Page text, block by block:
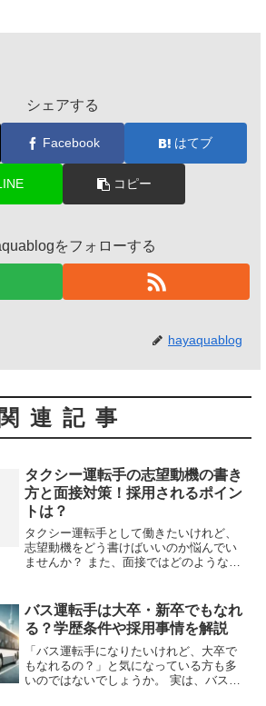
シェアする
Facebook はてブ
コピー
をフォローする
hayaquablog
関連記事
タクシー運転手の志望動機の書き
方と面接対策！採用されるポイン
トは？
タクシー運転手として働きたいけれど、
志望動機をどう書けばいいのか悩んでい
ませんか？ また、面接ではどのような質
手の志望動機の具体的な書き方と、面接
でよく聞かれる質問や...
バス運転手は大卒・新卒でもなれ
る？学歴条件や採用事情を解説
「バス運転手になりたいけれど、大卒で
もなれるの？」と気になっている方も多
いのではないでしょうか。 実は、バス運